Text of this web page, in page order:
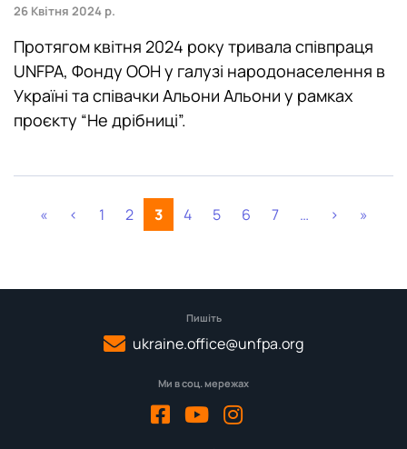
26 Квітня 2024 р.
Протягом квітня 2024 року тривала співпраця
UNFPA, Фонду ООН у галузі народонаселення в
Україні та співачки Альони Альони у рамках
проєкту “Не дрібниці”.
« ‹ 1 2 3 4 5 6 7 … › »
Пишіть
ukraine.office@unfpa.org
Ми в соц. мережах